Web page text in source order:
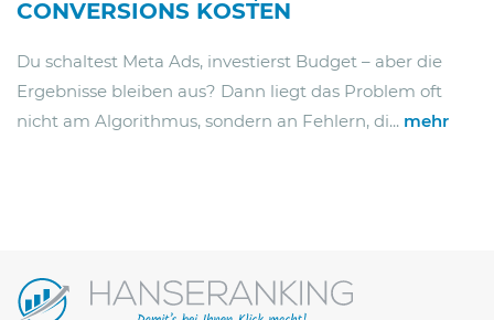
CONVERSIONS KOSTEN
Du schaltest Meta Ads, investierst Budget – aber die
Ergebnisse bleiben aus? Dann liegt das Problem oft
nicht am Algorithmus, sondern an Fehlern, di... mehr